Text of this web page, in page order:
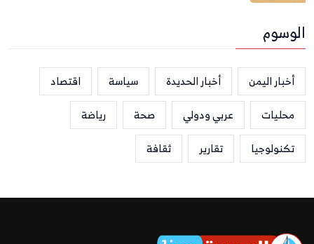
الوسوم
أخبار اليمن أخبار الحديدة سياسة
اقتصاد
محليات
عربي ودولي صحة
رياضة
تكنولوجيا
تقارير ثقافة